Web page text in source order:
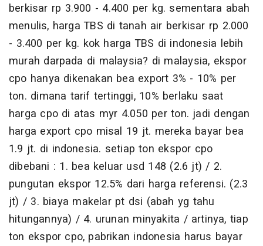
berkisar rp 3.900 - 4.400 per kg. sementara abah
menulis, harga TBS di tanah air berkisar rp 2.000
- 3.400 per kg. kok harga TBS di indonesia lebih
murah darpada di malaysia? di malaysia, ekspor
cpo hanya dikenakan bea export 3% - 10% per
ton. dimana tarif tertinggi, 10% berlaku saat
harga cpo di atas myr 4.050 per ton. jadi dengan
harga export cpo misal 19 jt. mereka bayar bea
1.9 jt. di indonesia. setiap ton ekspor cpo
dibebani : 1. bea keluar usd 148 (2.6 jt) / 2.
pungutan ekspor 12.5% dari harga referensi. (2.3
jt) / 3. biaya makelar pt dsi (abah yg tahu
hitungannya) / 4. urunan minyakita / artinya, tiap
ton ekspor cpo, pabrikan indonesia harus bayar